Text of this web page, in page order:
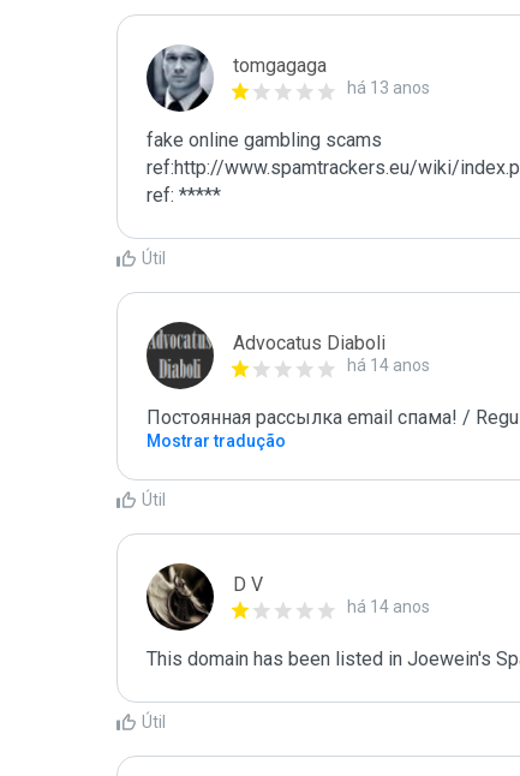
tomgagaga
há 13 anos
fake online gambling scams
ref:http://www.spamtrackers.eu/wiki/
ref: *****
Útil
Advocatus Diaboli
há 14 anos
Постоянная рассылка email спама! /
Mostrar tradução
Útil
D V
há 14 anos
This domain has been listed in Joewein's
Útil